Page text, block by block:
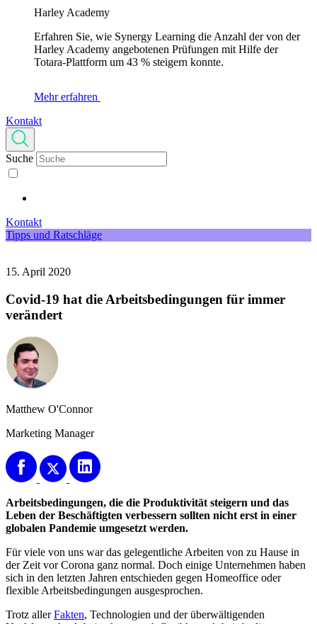
Harley Academy
Erfahren Sie, wie Synergy Learning die Anzahl der von der
Harley Academy angebotenen Prüfungen mit Hilfe der
Totara-Plattform um 43 % steigern konnte.
Mehr erfahren
Kontakt
Suche
Kontakt
Tipps und Ratschläge
15. April 2020
Covid-19 hat die Arbeitsbedingungen für immer
verändert
Matthew O'Connor
Marketing Manager
Arbeitsbedingungen, die die Produktivität steigern und das
Leben der Beschäftigten verbessern sollten nicht erst in einer
globalen Pandemie umgesetzt werden.
Für viele von uns war das gelegentliche Arbeiten von zu Hause in
der Zeit vor Corona ganz normal. Doch einige Unternehmen haben
sich in den letzten Jahren entschieden gegen Homeoffice oder
flexible Arbeitsbedingungen ausgesprochen.
Trotz allerFakten, Technologien und der überwältigenden